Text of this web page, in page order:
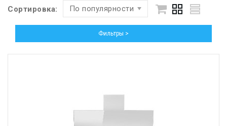
Сортировка: По популярности
Фильтры >